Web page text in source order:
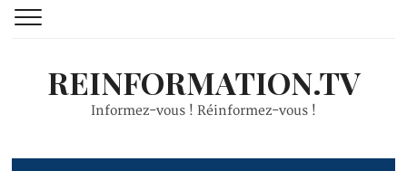
REINFORMATION.TV
Informez-vous ! Réinformez-vous !